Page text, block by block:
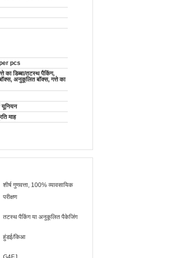
pcs
का डिब्बा/तटस्थ पैकिंग,
अनुकूलित बॉक्स, गत्ते का
यूनियन
माह
शीर्ष गुणवत्ता, 100% व्यावसायिक
परीक्षण
तटस्थ पैकिंग या अनुकूलित पैकेजिंग
हुंडई/किआ